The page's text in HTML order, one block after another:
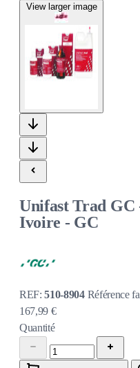
View larger image
Unifast Trad GC
Ivoire - GC
REF:510-8904 Référence
167,99 €
Quantité